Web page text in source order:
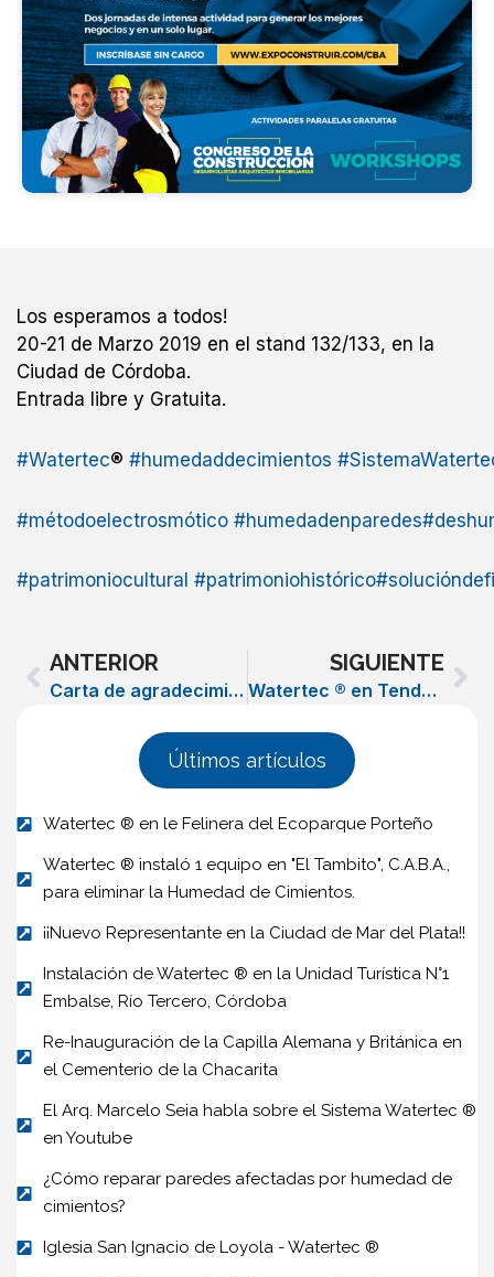
Los esperamos a todos!
20-21 de Marzo 2019 en el stand 132/133, en la
Ciudad de Córdoba.
Entrada libre y Gratuita.
#Watertec® #humedaddecimientos #
#métodoelectrosmótico #humedadenparedes#
#patrimoniocultural #patrimoniohistórico#
Prev
ANTERIOR
Carta de agradecimiento para Watertec® de ICOMOS Argentina
SIGUIENTE
Watertec ® en Tendencias de la Voz del Interior
Últimos artículos
Watertec ® en le Felinera del Ecoparque Porteño
Watertec ® instaló 1 equipo en "El Tambito", C.A.B.A.,
para eliminar la Humedad de Cimientos.
¡¡Nuevo Representante en la Ciudad de Mar del Plata!!
Instalación de Watertec ® en la Unidad Turística N°1
Embalse, Río Tercero, Córdoba
Re-Inauguración de la Capilla Alemana y Británica en
el Cementerio de la Chacarita
El Arq. Marcelo Seia habla sobre el Sistema Watertec ®
en Youtube
¿Cómo reparar paredes afectadas por humedad de
cimientos?
Iglesia San Ignacio de Loyola - Watertec ®